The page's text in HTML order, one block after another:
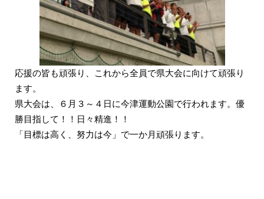
応援の皆も頑張り、これから全員で県大会に向けて頑張り
ます。
県大会は、６月３～４日に今津運動公園で行われます。優
勝目指して！！日々精進！！
「目標は高く、努力は今」で一か月頑張ります。